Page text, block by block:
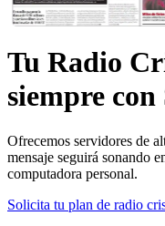
Tu Radio
siempre con
Ofrecemos servidores de
mensaje seguirá sonando
computadora personal.
Solicita tu plan de radio